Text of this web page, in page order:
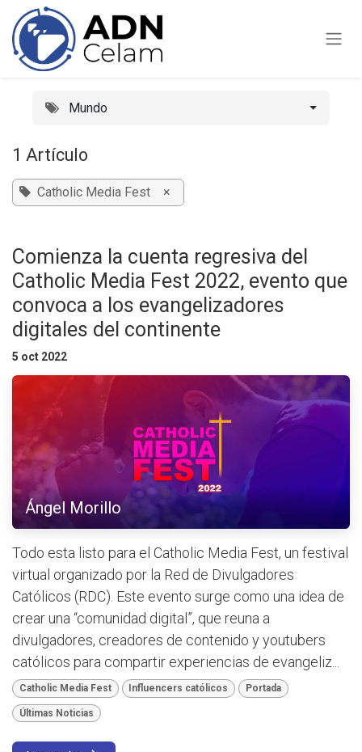
Ir al contenido
Mundo
1 Artículo
Catholic Media Fest ×
Comienza la cuenta regresiva del
Catholic Media Fest 2022, evento que
convoca a los evangelizadores
digitales del continente
5 oct 2022
Ángel Morillo
Todo esta listo para el Catholic Media Fest, un festival
virtual organizado por la Red de Divulgadores
Católicos (RDC). Este evento surge como una idea de
crear una “comunidad digital”, que reuna a
divulgadores, creadores de contenido y youtubers
católicos para compartir experiencias de evangeliz...
Catholic Media Fest Influencers católicos Portada
Últimas Noticias